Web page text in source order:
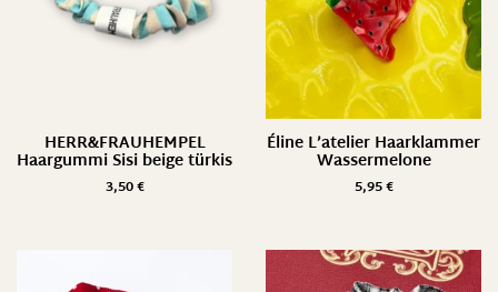
HERR&FRAUHEMPEL
Haargummi Sisi beige türkis
3,50€
Éline L’atelier Haarklammer
Wassermelone
5,95€